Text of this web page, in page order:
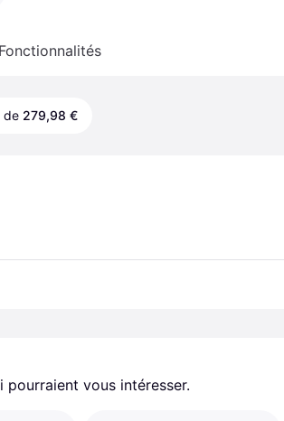
Fonctionnalités
de 279,98 €
vous intéresser.